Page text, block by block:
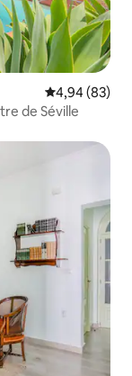
Évaluation
4,94 (83)
de Séville